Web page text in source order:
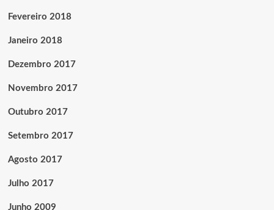
Fevereiro 2018
Janeiro 2018
Dezembro 2017
Novembro 2017
Outubro 2017
Setembro 2017
Agosto 2017
Julho 2017
Junho 2009